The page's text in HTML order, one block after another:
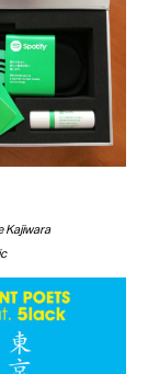
Kajiwara